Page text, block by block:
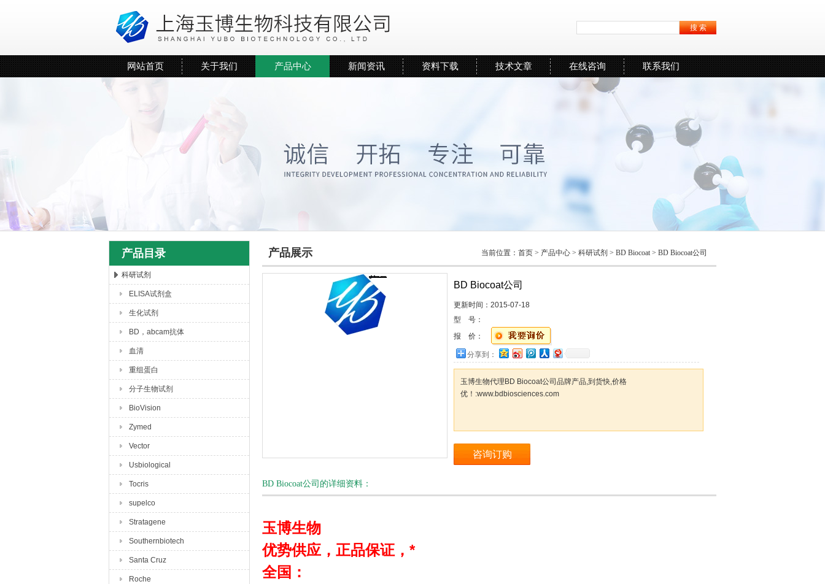
上海玉博生物科技有限公司
网站首页 关于我们 产品中心 新闻资讯 资料下载 技术文章 在线咨询 联系我们
产品目录
科研试剂
ELISA试剂盒
生化试剂
BD，abcam抗体
血清
重组蛋白
分子生物试剂
BioVision
Zymed
Vector
Usbiological
Tocris
supelco
Stratagene
Southernbiotech
Santa Cruz
Roche
产品展示 当前位置： 首页 > 产品中心 > 科研试剂 > BD Biocoat > BD Biocoat公司
BD Biocoat公司
更新时间： 2015-07-18
型 号：
报 价：
分享到：
玉博生物代理BD Biocoat公司品牌产品,到货快,价格
优！:www.bdbiosciences.com
咨询订购
BD Biocoat公司的详细资料：
玉博生物
优势供应，正品保证，*
全国：